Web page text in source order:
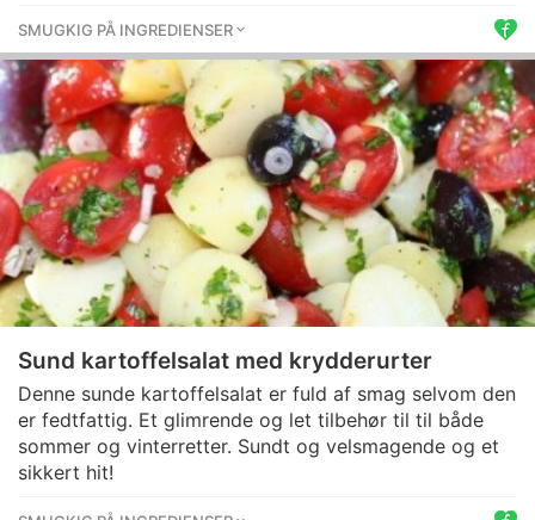
SMUGKIG PÅ INGREDIENSER
Sund kartoffelsalat med krydderurter
Denne sunde kartoffelsalat er fuld af smag selvom den
er fedtfattig. Et glimrende og let tilbehør til til både
sommer og vinterretter. Sundt og velsmagende og et
sikkert hit!